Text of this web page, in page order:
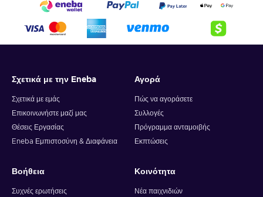
an already premade components or even better: download a
pre-made blueprint from online storage, where players from
all over the globe put their ideas into practice. Raise or lower
the very foundations of your house or stretch and drag the
Σχετικά με την Eneba
Σχετικά με εμάς
Επικοινωνήστε μαζί μας
Θέσεις Εργασίας
Eneba Εμπιστοσύνη & Διαφάνεια
Αγορά
Πώς να αγοράσετε
Συλλογές
Πρόγραμμα ανταμοιβής
Εκπτώσεις
Βοήθεια
Συχνές ερωτήσεις
Κοινότητα
Νέα παιχνιδιών